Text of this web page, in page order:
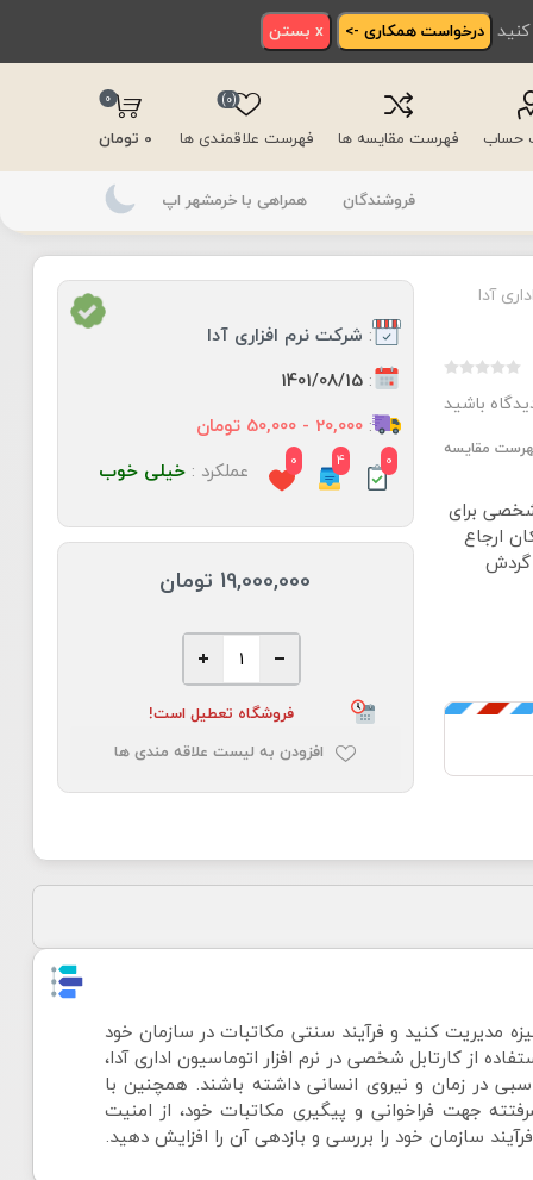
درخواست همکاری -> x بستن
حساب فهرست مقایسه ها فهرست علاقمندی ها
(0)
0
0 تومان
فروشندگان همراهی با خرمشهر اپ
آدا
باشید
مقایسه
برای
ارجاع
گردش
: شرکت نرم افزاری آدا
:
1401/08/15
:20,000 - 50,000 تومان
0
4
0 عملکرد :خیلی خوب
19,000,000 تومان
فروشگاه تعطیل است!
افزودن به لیست علاقه مندی ها
مدیریت کنید و فرآیند سنتی مکاتبات در سازمان خود
از کارتابل شخصی در نرم افزار اتوماسیون اداری آدا،
در زمان و نیروی انسانی داشته باشند. همچنین با
جهت فراخوانی و پیگیری مکاتبات خود، از امنیت
سازمان خود را بررسی و بازدهی آن را افزایش دهید.